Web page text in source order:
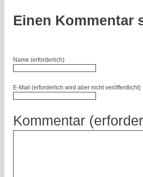
Einen Kommentar
Name (erforderlich)
E-Mail (erforderlich wird aber nicht veröffentlicht)
Kommentar